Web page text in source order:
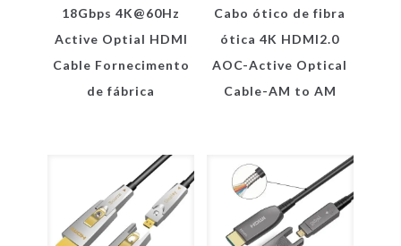
18Gbps 4K@60Hz
Active Optial HDMI
Cable Fornecimento
de fábrica
Cabo ótico de fibra
ótica 4K HDMI2.0
AOC-Active Optical
Cable-AM to AM